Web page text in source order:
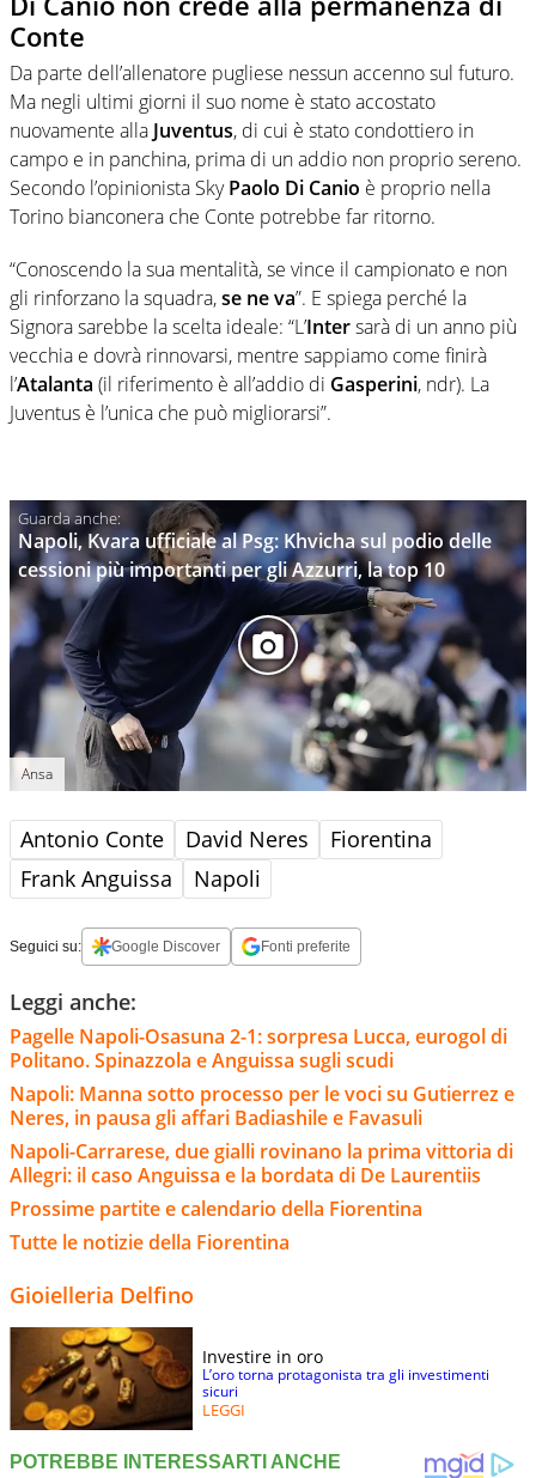
Conte
Da parte dell’allenatore pugliese nessun accenno sul futuro.
Ma negli ultimi giorni il suo nome è stato accostato
nuovamente alla Juventus, di cui è stato condottiero in
campo e in panchina, prima di un addio non proprio sereno.
Secondo l’opinionista SkyPaolo Di Canio è proprio nella
Torino bianconera che Conte potrebbe far ritorno.
“Conoscendo la sua mentalità, se vince il campionato e non
gli rinforzano la squadra,se ne va”. E spiega perché la
Signora sarebbe la scelta ideale: “L’Intersarà di un anno più
vecchia e dovrà rinnovarsi, mentre sappiamo come finirà
l’Atalanta (il riferimento è all’addio di Gasperini, ndr). La
Juventus è l’unica che può migliorarsi”.
Napoli, Kvara ufficiale al Psg: Khvicha sul podio delle
cessioni più importanti per gli Azzurri, la top 10
Ansa
Antonio Conte David Neres
Fiorentina
Frank Anguissa
Napoli
Seguici su: Google Discover Fonti preferite
Leggi anche:
Pagelle Napoli-Osasuna 2-1: sorpresa Lucca, eurogol di
Politano. Spinazzola e Anguissa sugli scudi
Napoli: Manna sotto processo per le voci su Gutierrez e
Neres, in pausa gli affari Badiashile e Favasuli
Napoli-Carrarese, due gialli rovinano la prima vittoria di
Allegri: il caso Anguissa e la bordata di De Laurentiis
Prossime partite e calendario della Fiorentina
Tutte le notizie della Fiorentina
Gioielleria Delfino
Investire in oro
L’oro torna protagonista tra gli investimenti
sicuri
LEGGI